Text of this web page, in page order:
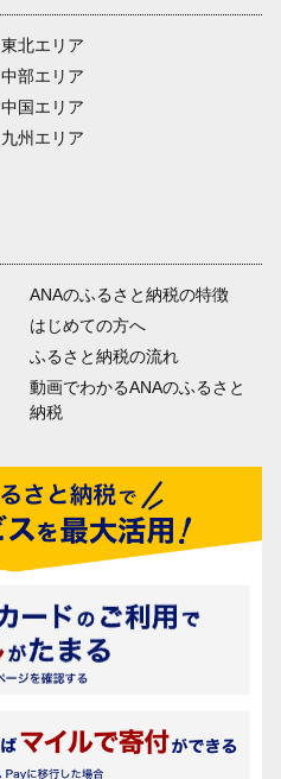
東北エリア
中部エリア
中国エリア
九州エリア
ANAのふるさと納税の特徴
はじめての方へ
ふるさと納税の流れ
動画でわかるANAのふるさと
納税